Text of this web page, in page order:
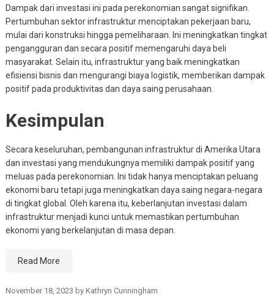
Dampak dari investasi ini pada perekonomian sangat signifikan.
Pertumbuhan sektor infrastruktur menciptakan pekerjaan baru,
mulai dari konstruksi hingga pemeliharaan. Ini meningkatkan tingkat
pengangguran dan secara positif memengaruhi daya beli
masyarakat. Selain itu, infrastruktur yang baik meningkatkan
efisiensi bisnis dan mengurangi biaya logistik, memberikan dampak
positif pada produktivitas dan daya saing perusahaan.
Kesimpulan
Secara keseluruhan, pembangunan infrastruktur di Amerika Utara
dan investasi yang mendukungnya memiliki dampak positif yang
meluas pada perekonomian. Ini tidak hanya menciptakan peluang
ekonomi baru tetapi juga meningkatkan daya saing negara-negara
di tingkat global. Oleh karena itu, keberlanjutan investasi dalam
infrastruktur menjadi kunci untuk memastikan pertumbuhan
ekonomi yang berkelanjutan di masa depan.
Read More
November 18, 2023 by Kathryn Cunningham